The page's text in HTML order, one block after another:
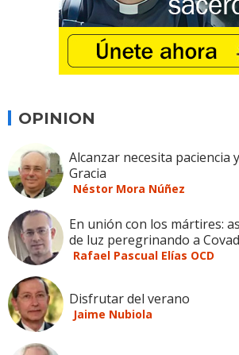
OPINION
Alcanzar necesita paciencia
Gracia
Néstor Mora Núñez
En unión con los mártires:
de luz peregrinando a
Rafael Pascual Elías OCD
Disfrutar del verano
Jaime Nubiola